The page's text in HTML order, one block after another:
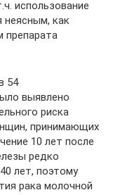
использование
неясным, как
препарата
54
выявлено
риска
принимающих
10 лет после
редко
лет, поэтому
рака молочной